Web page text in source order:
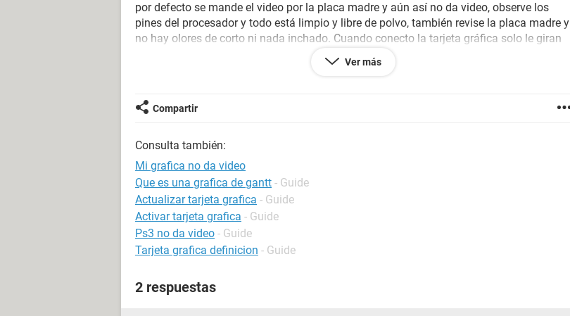
por defecto se mande el video por la placa madre y aún así no da video, observe los
pines del procesador y todo está limpio y libre de polvo, también revise la placa madre y
no hay olores de corto ni nada inchado. Cuando conecto la tarjeta gráfica solo le giran
se que mas probar. Ayuda amigos. Mi pc funcionaba
componentes:
Gigabyte A520M DS3H socket am4
Ryzen 7 5700G
ram xpg ddr4 8g rgb
gta 1660ti oc asus
Ver más
Compartir
Consulta también:
Mi grafica no da video
Que es una grafica de gantt - Guide
Actualizar tarjeta grafica - Guide
Activar tarjeta grafica - Guide
Ps3 no da video - Guide
Tarjeta grafica definicion - Guide
2 respuestas